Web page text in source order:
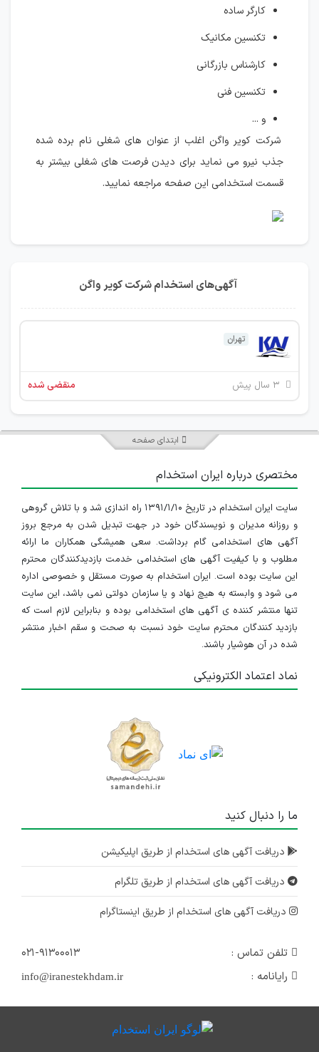
کارگر ساده
تکنسین مکانیک
کارشناس بازرگانی
تکنسین فنی
و ...
شرکت کویر واگن اغلب از عنوان های شغلی نام برده شده
جذب نیرو می نماید برای دیدن فرصت های شغلی بیشتر به
قسمت استخدامی این صفحه مراجعه نمایید.
آگهی‌های استخدام شرکت کویر واگن
تهران
منقضی شده
ابتدای صفحه
مختصری درباره ایران استخدام
سایت ایران استخدام در تاریخ ۱۳۹۱/۱/۱۰ راه اندازی شد و با تلاش گروهی
و روزانه مدیران و نویسندگان خود در جهت تبدیل شدن به مرجع بروز
آگهی های استخدامی گام برداشت. سعی همیشگی همکاران ما ارائه
مطلوب و با کیفیت آگهی های استخدامی خدمت بازدیدکنندگان محترم
این سایت بوده است. ایران استخدام به صورت مستقل و خصوصی اداره
می شود و وابسته به هیچ نهاد و یا سازمان دولتی نمی باشد، این سایت
تنها منتشر کننده ی آگهی های استخدامی بوده و بنابراین لازم است که
بازدید کنندگان محترم سایت خود نسبت به صحت و سقم اخبار منتشر
شده در آن هوشیار باشند.
نماد اعتماد الکترونیکی
ما را دنبال کنید
دریافت آگهی های استخدام از طریق اپلیکیشن
دریافت آگهی های استخدام از طریق تلگرام
دریافت آگهی های استخدام از طریق اینستاگرام
تلفن تماس :
۰۲۱-۹۱۳۰۰۰۱۳
رایانامه :
info@iranestekhdam.ir